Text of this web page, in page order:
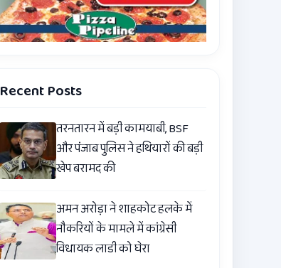
Recent Posts
तरनतारन में बड़ी कामयाबी, BSF
और पंजाब पुलिस ने हथियारों की बड़ी
खेप बरामद की
अमन अरोड़ा ने शाहकोट हलके में
नौकरियों के मामले में कांग्रेसी
विधायक लाडी को घेरा